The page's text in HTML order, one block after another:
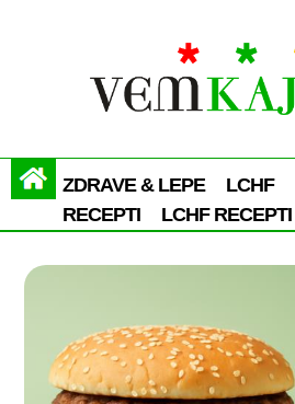
ZDRAVE & LEPE LCHF
RECEPTI
LCHF RECEPTI